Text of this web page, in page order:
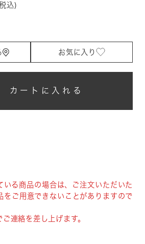
込)
お気に入り
カートに入れる
いる商品の場合は、ご注文いただいた
をご用意できないことがありますので
連絡を差し上げます。